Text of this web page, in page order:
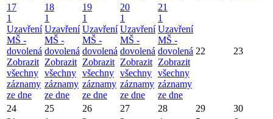
17
1
Uzavření
MŠ -
dovolená
Zobrazit
všechny
záznamy
ze dne
18
1
Uzavření
MŠ -
dovolená
Zobrazit
všechny
záznamy
ze dne
19
1
Uzavření
MŠ -
dovolená
Zobrazit
všechny
záznamy
ze dne
20
1
Uzavření
MŠ -
dovolená
Zobrazit
všechny
záznamy
ze dne
21
1
Uzavření
MŠ -
dovolená
Zobrazit
všechny
záznamy
ze dne
22 23
24 25 26 27 28 29
30